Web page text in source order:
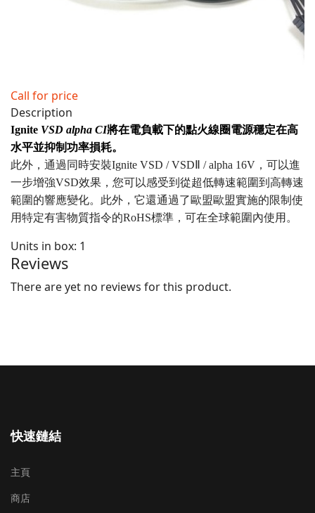
Call for price
Description
Ignite VSD alpha CI將在電負載下的點火線圈電源穩定在高
水平並抑制功率損耗。
此外，通過同時安裝Ignite VSD / VSDⅡ / alpha 16V，可以進
一步增強VSD效果，您可以感受到從超低轉速範圍到高轉速
範圍的響應變化。此外，它還通過了歐盟歐盟實施的限制使
用特定有害物質指令的RoHS標準，可在全球範圍內使用。
Units in box: 1
Reviews
There are yet no reviews for this product.
快速鏈結
主頁
商店